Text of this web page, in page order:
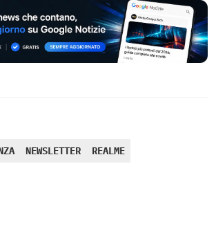
NEWSLETTER REALME